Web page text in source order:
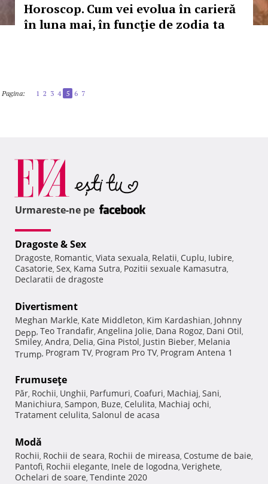
Horoscop. Cum vei evolua în carieră
în luna mai, în funcţie de zodia ta
Pagina: 1 2 3 4 5 6 7
Urmareste-ne pe
Dragoste & Sex
Dragoste, Romantic, Viata sexuala, Relatii, Cuplu, Iubire,
Casatorie, Sex, Kama Sutra, Pozitii sexuale Kamasutra,
Declaratii de dragoste
Divertisment
Meghan Markle, Kate Middleton, Kim Kardashian, Johnny
Depp, Teo Trandafir, Angelina Jolie, Dana Rogoz, Dani Otil,
Smiley, Andra, Delia, Gina Pistol, Justin Bieber, Melania
Trump, Program TV, Program Pro TV, Program Antena 1
Frumuseţe
Păr, Rochii, Unghii, Parfumuri, Coafuri, Machiaj, Sani,
Manichiura, Sampon, Buze, Celulita, Machiaj ochi,
Tratament celulita, Salonul de acasa
Modă
Rochii, Rochii de seara, Rochii de mireasa, Costume de baie,
Pantofi, Rochii elegante, Inele de logodna, Verighete,
Ochelari de soare, Tendinte 2020